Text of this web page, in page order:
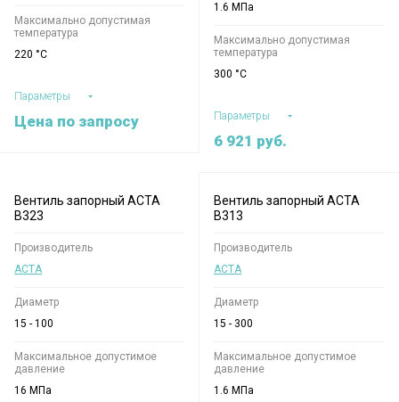
Максимально допустимая
температура
220 °C
Параметры
Цена по запросу
1.6 МПа
Максимально допустимая
температура
300 °C
Параметры
6 921 руб.
Вентиль запорный АСТА
B323
Производитель
АСТА
Диаметр
15 - 100
Максимальное допустимое
давление
16 МПа
Вентиль запорный АСТА
B313
Производитель
АСТА
Диаметр
15 - 300
Максимальное допустимое
давление
1.6 МПа